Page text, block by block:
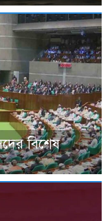
বিশেষ